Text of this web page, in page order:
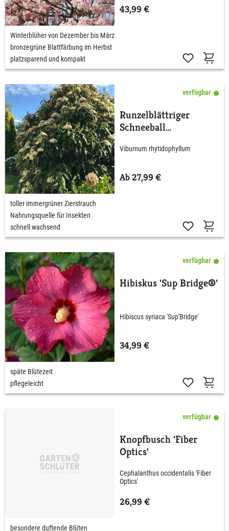
43,99 €
Winterblüher von Dezember bis März
bronzegrüne Blattfärbung im Herbst
platzsparend und kompakt
verfügbar
Runzelblättriger
Schneeball
Viburnum rhytidophyllum
Ab 27,99 €
toller immergrüner Zierstrauch
Nahrungsquelle für Insekten
schnell wachsend
verfügbar
Hibiskus 'Sup Bridge®'
Hibiscus syriaca 'Sup'Bridge'
34,99 €
späte Blütezeit
pflegeleicht
verfügbar
Knopfbusch 'Fiber
Optics'
Cephalanthus occidentalis 'Fiber
Optics'
26,99 €
besondere duftende Blüten